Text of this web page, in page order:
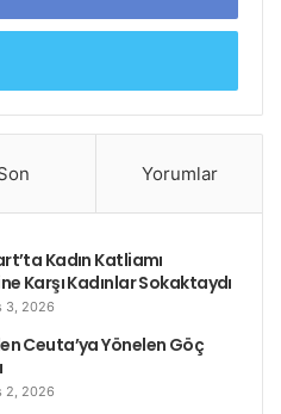
Yorumlar
Kadın Katliamı
Karşı Kadınlar Sokaktaydı
3, 2026
Ceuta’ya Yönelen Göç
2, 2026